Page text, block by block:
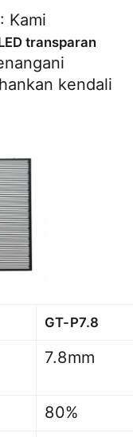
: Kami
transparan
kendali
GT-P7.8
7.8mm
80%